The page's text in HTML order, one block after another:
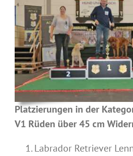
Platzierungen in der
V1 Rüden über 45 cm
Labrador Retriever